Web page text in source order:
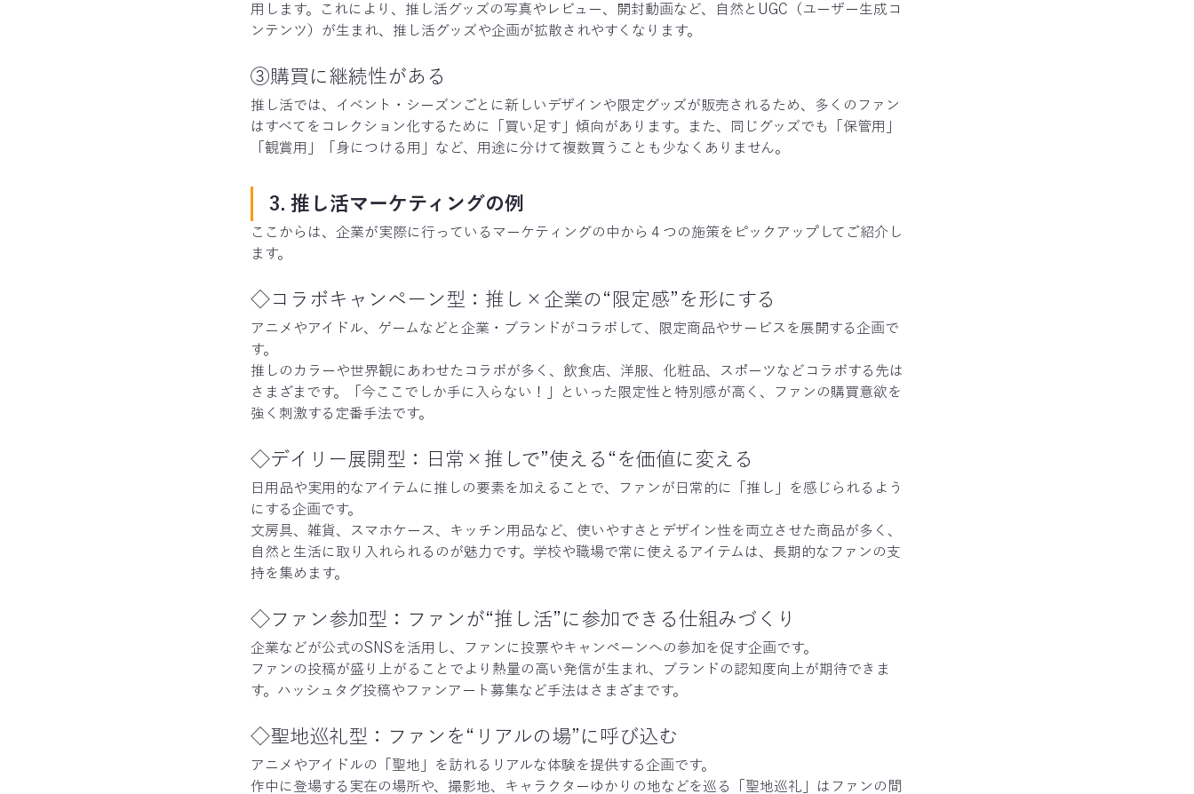
用します。これにより、推し活グッズの写真やレビュー、開封動画など、自然とUGC（ユーザー生成コ
ンテンツ）が生まれ、推し活グッズや企画が拡散されやすくなります。
③購買に継続性がある
推し活では、イベント・シーズンごとに新しいデザインや限定グッズが販売されるため、多くのファン
はすべてをコレクション化するために「買い足す」傾向があります。また、同じグッズでも「保管用」
「観賞用」「身につける用」など、用途に分けて複数買うことも少なくありません。
3. 推し活マーケティングの例
ここからは、企業が実際に行っているマーケティングの中から４つの施策をピックアップしてご紹介し
ます。
◇コラボキャンペーン型：推し×企業の“限定感”を形にする
アニメやアイドル、ゲームなどと企業・ブランドがコラボして、限定商品やサービスを展開する企画で
す。
推しのカラーや世界観にあわせたコラボが多く、飲食店、洋服、化粧品、スポーツなどコラボする先は
さまざまです。「今ここでしか手に入らない！」といった限定性と特別感が高く、ファンの購買意欲を
強く刺激する定番手法です。
◇デイリー展開型：日常×推しで”使える“を価値に変える
日用品や実用的なアイテムに推しの要素を加えることで、ファンが日常的に「推し」を感じられるよう
にする企画です。
文房具、雑貨、スマホケース、キッチン用品など、使いやすさとデザイン性を両立させた商品が多く、
自然と生活に取り入れられるのが魅力です。学校や職場で常に使えるアイテムは、長期的なファンの支
持を集めます。
◇ファン参加型：ファンが“推し活”に参加できる仕組みづくり
企業などが公式のSNSを活用し、ファンに投票やキャンペーンへの参加を促す企画です。
ファンの投稿が盛り上がることでより熱量の高い発信が生まれ、ブランドの認知度向上が期待できま
す。ハッシュタグ投稿やファンアート募集など手法はさまざまです。
◇聖地巡礼型：ファンを“リアルの場”に呼び込む
アニメやアイドルの「聖地」を訪れるリアルな体験を提供する企画です。
作中に登場する実在の場所や、撮影地、キャラクターゆかりの地などを巡る「聖地巡礼」はファンの間